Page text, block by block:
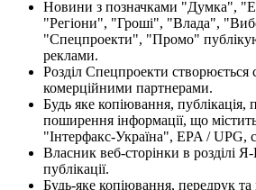
Новини з позначками "Думка",
"Регіони", "Гроші", "Влада",
"Спецпроекти", "Промо"
реклами.
Розділ Спецпроекти створюється
комерційними партнерами.
Будь яке копіювання, публікація,
поширення інформації, що
"Інтерфакс-Україна", EPA / UPG,
Власник веб-сторінки в розділі
публікації.
Будь-яке копіювання, передрук та